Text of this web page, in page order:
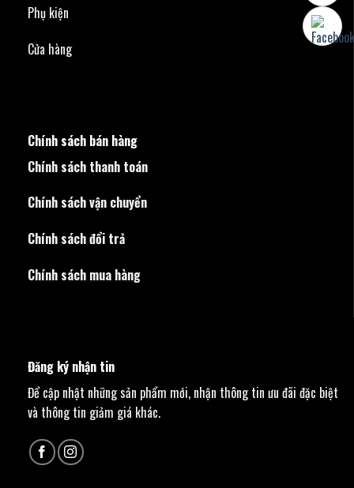
Phụ kiện
Cửa hàng
Chính sách bán hàng
Chính sách thanh toán
Chính sách vận chuyển
Chính sách đổi trả
Chính sách mua hàng
Đăng ký nhận tin
Để cập nhật những sản phẩm mới, nhận thông tin ưu đãi đặc biệt
và thông tin giảm giá khác.